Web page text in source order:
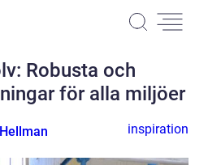
Robusta och
för alla miljöer
inspiration